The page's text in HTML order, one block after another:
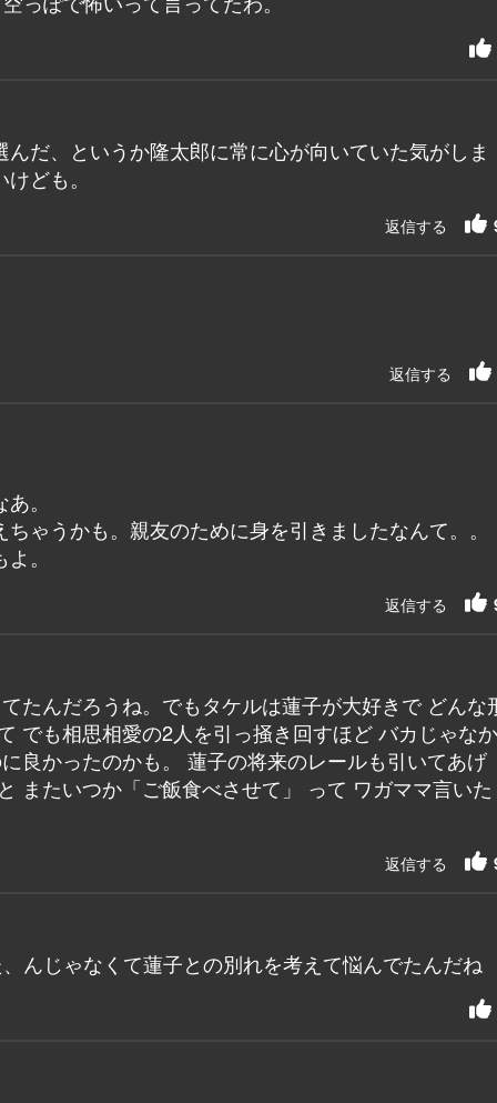
だ、というか隆太郎に常に心が向いていた気がしま
ども。
返信する
返信する
。
ゃうかも。親友のために身を引きましたなんて。。
。
返信する
たんだろうね。でもタケルは蓮子が大好きで どんな
でも相思相愛の2人を引っ掻き回すほど バカじゃな
良かったのかも。 蓮子の将来のレールも引いてあげ
またいつか「ご飯食べさせて」 って ワガママ言い
返信する
んじゃなくて蓮子との別れを考えて悩んでたんだね